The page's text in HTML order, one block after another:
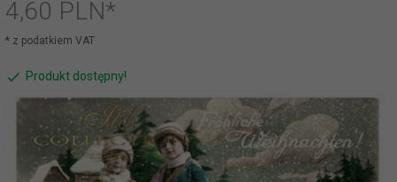
4,60 PLN*
* z podatkiem VAT
Produkt dostępny!